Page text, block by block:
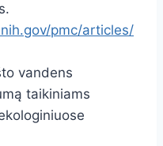
pmc/articles/
vandens
taikiniams